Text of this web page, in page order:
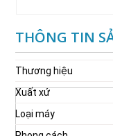
THÔNG TIN
Thương hiệu
Xuất xứ
Loại máy